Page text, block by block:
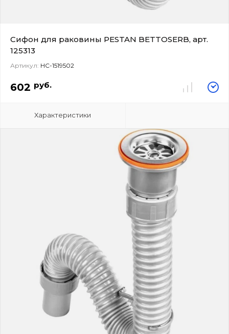
Сифон для раковины PESTAN BETTOSERB, арт.
125313
Артикул: НС-1519502
602 руб.
Характеристики